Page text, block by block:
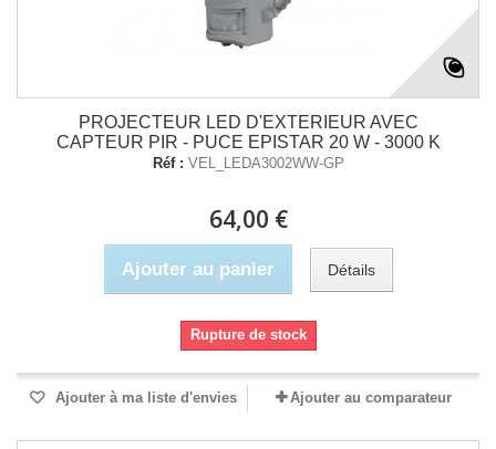
PROJECTEUR LED D'EXTERIEUR AVEC
CAPTEUR PIR - PUCE EPISTAR 20 W - 3000 K
Réf : VEL_LEDA3002WW-GP
64,00 €
Ajouter au panier Détails
Rupture de stock
Ajouter à ma liste d'envies Ajouter au comparateur